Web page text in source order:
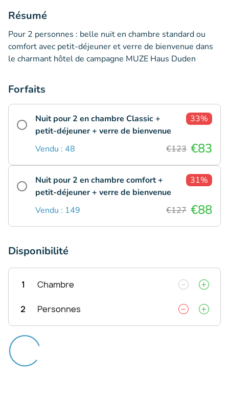
Résumé
Pour 2 personnes : belle nuit en chambre standard ou
comfort avec petit-déjeuner et verre de bienvenue dans
le charmant hôtel de campagne MUZE Haus Duden
Forfaits
Nuit pour 2 en chambre Classic +
petit-déjeuner + verre de bienvenue
33%
Vendu : 48 €123 €83
Nuit pour 2 en chambre comfort +
petit-déjeuner + verre de bienvenue
31%
Vendu : 149 €127 €88
Disponibilité
1 Chambre
2 Personnes